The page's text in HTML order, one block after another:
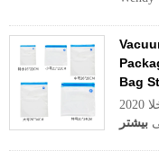
Bag
2020 دستگاه مینی آب بندی خلاac کوچک مینی قابل
بیشتر